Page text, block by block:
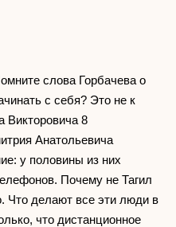
слова Горбачева о
с себя? Это не к
Викторовича 8
Анатольевича
у половины из них
Почему не Тагил
Что делают все эти люди в
что дистанционное